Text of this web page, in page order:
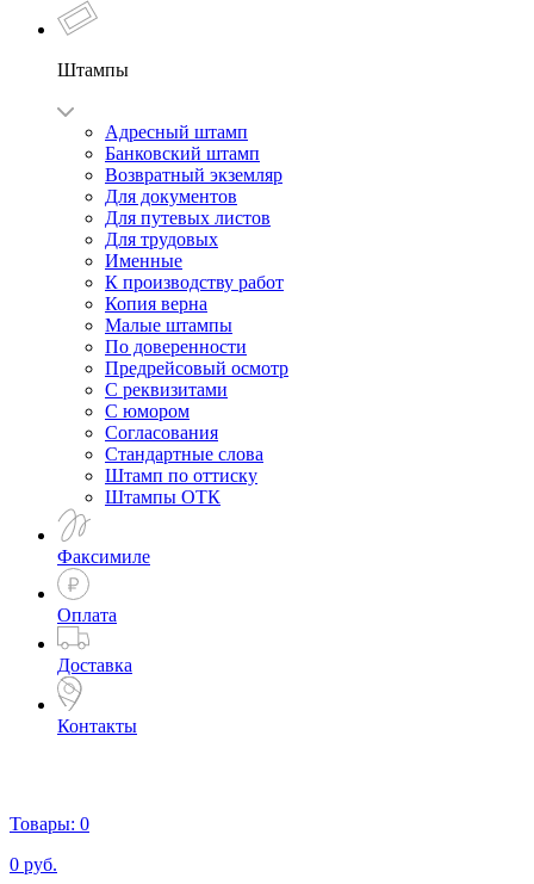
Штампы
Адресный штамп
Банковский штамп
Возвратный экземляр
Для документов
Для путевых листов
Для трудовых
Именные
К производству работ
Копия верна
Малые штампы
По доверенности
Предрейсовый осмотр
С реквизитами
С юмором
Согласования
Стандартные слова
Штамп по оттиску
Штампы ОТК
Факсимиле
Оплата
Доставка
Контакты
Товары: 0
0 руб.